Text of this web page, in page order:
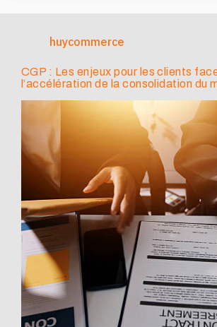
huycommerce
CGP : Les enjeux pour les clients
l’accélération de la consolidation du